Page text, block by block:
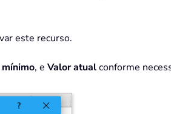
este recurso.
, e Valor atualconforme